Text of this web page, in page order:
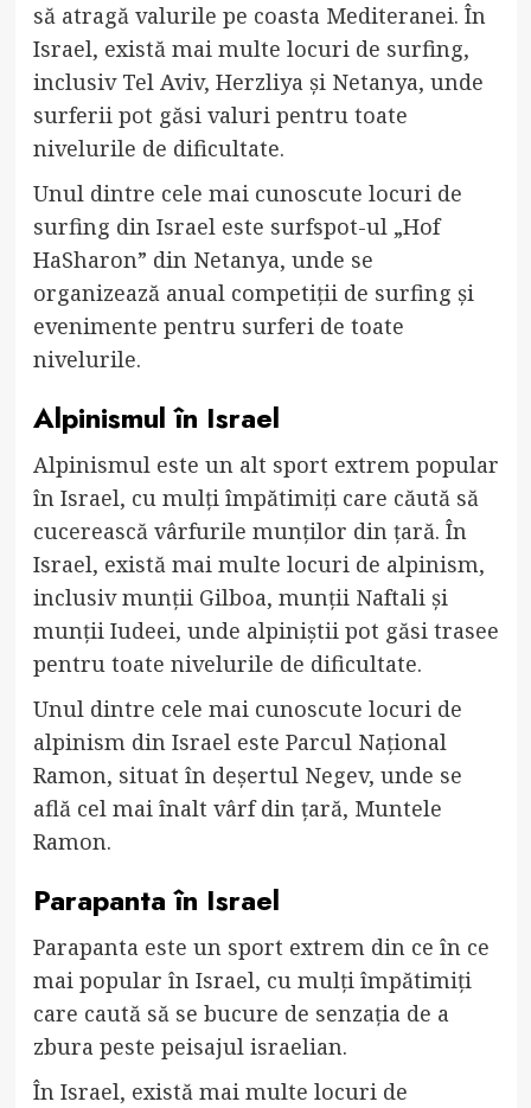
să atragă valurile pe coasta Mediteranei. În
Israel, există mai multe locuri de surfing,
inclusiv Tel Aviv, Herzliya și Netanya, unde
surferii pot găsi valuri pentru toate
nivelurile de dificultate.
Unul dintre cele mai cunoscute locuri de
surfing din Israel este surfspot-ul „Hof
HaSharon” din Netanya, unde se
organizează anual competiții de surfing și
evenimente pentru surferi de toate
nivelurile.
Alpinismul în Israel
Alpinismul este un alt sport extrem popular
în Israel, cu mulți împătimiți care căută să
cucerească vârfurile munților din țară. În
Israel, există mai multe locuri de alpinism,
inclusiv munții Gilboa, munții Naftali și
munții Iudeei, unde alpiniștii pot găsi trasee
pentru toate nivelurile de dificultate.
Unul dintre cele mai cunoscute locuri de
alpinism din Israel este Parcul Național
Ramon, situat în deșertul Negev, unde se
află cel mai înalt vârf din țară, Muntele
Ramon.
Parapanta în Israel
Parapanta este un sport extrem din ce în ce
mai popular în Israel, cu mulți împătimiți
care caută să se bucure de senzația de a
zbura peste peisajul israelian.
În Israel, există mai multe locuri de